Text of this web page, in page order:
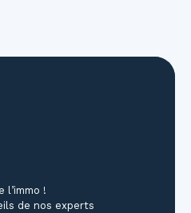
pour tout type d'activité
l’immo !
de nos experts